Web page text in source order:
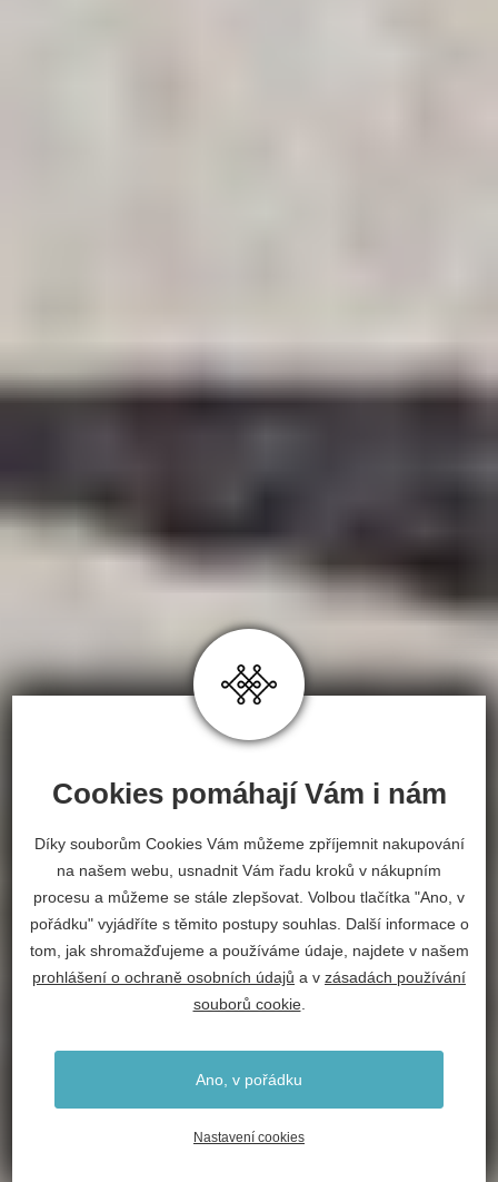
Cookies pomáhají Vám i nám
Díky souborům Cookies Vám můžeme zpříjemnit nakupování
na našem webu, usnadnit Vám řadu kroků v nákupním
procesu a můžeme se stále zlepšovat. Volbou tlačítka "Ano, v
pořádku" vyjádříte s těmito postupy souhlas. Další informace o
tom, jak shromažďujeme a používáme údaje, najdete v našem
prohlášení o ochraně osobních údajů a v zásadách používání
souborů cookie.
Ano, v pořádku
Nastavení cookies